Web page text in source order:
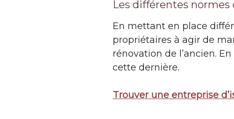
Les différentes normes
En mettant en place
propriétaires à agir de
rénovation de l’ancien.
cette dernière.
Trouver une entreprise